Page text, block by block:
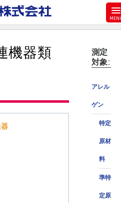
測定
対象:
アレル
ゲン
特定
原材
料
準特
定原
機器類